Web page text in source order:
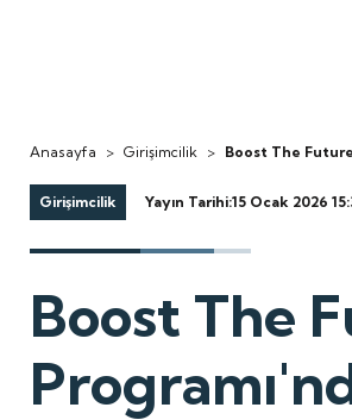
Anasayfa > Girişimcilik > Boost The
Girişimcilik Yayın Tarihi:15 Ocak 2026
Boost The